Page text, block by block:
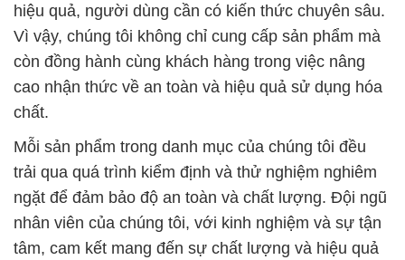
hiệu quả, người dùng cần có kiến thức chuyên sâu.
Vì vậy, chúng tôi không chỉ cung cấp sản phẩm mà
còn đồng hành cùng khách hàng trong việc nâng
cao nhận thức về an toàn và hiệu quả sử dụng hóa
chất.
Mỗi sản phẩm trong danh mục của chúng tôi đều
trải qua quá trình kiểm định và thử nghiệm nghiêm
ngặt để đảm bảo độ an toàn và chất lượng. Đội ngũ
nhân viên của chúng tôi, với kinh nghiệm và sự tận
tâm, cam kết mang đến sự chất lượng và hiệu quả